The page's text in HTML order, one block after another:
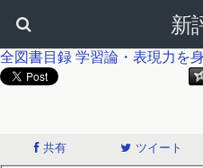
新
全図書目録 学習論・表現力を
共有 ツイート